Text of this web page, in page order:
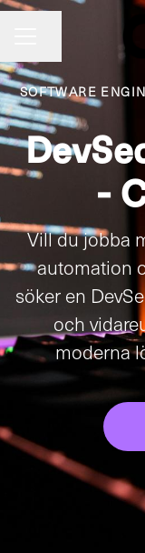
SOFTWARE
-
Vill du jobba
automation
söker en
och
moderna